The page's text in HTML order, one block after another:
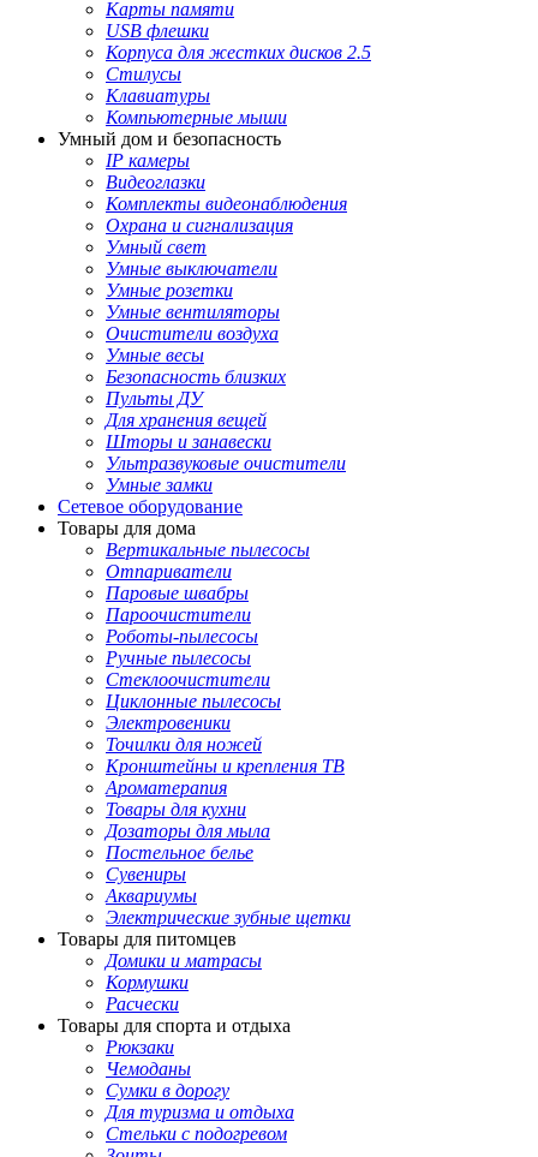
Карты памяти
USB флешки
Корпуса для жестких дисков 2.5
Стилусы
Клавиатуры
Компьютерные мыши
Умный дом и безопасность
IP камеры
Видеоглазки
Комплекты видеонаблюдения
Охрана и сигнализация
Умный свет
Умные выключатели
Умные розетки
Умные вентиляторы
Очистители воздуха
Умные весы
Безопасность близких
Пульты ДУ
Для хранения вещей
Шторы и занавески
Ультразвуковые очистители
Умные замки
Сетевое оборудование
Товары для дома
Вертикальные пылесосы
Отпариватели
Паровые швабры
Пароочистители
Роботы-пылесосы
Ручные пылесосы
Стеклоочистители
Циклонные пылесосы
Электровеники
Точилки для ножей
Кронштейны и крепления ТВ
Ароматерапия
Товары для кухни
Дозаторы для мыла
Постельное белье
Сувениры
Аквариумы
Электрические зубные щетки
Товары для питомцев
Домики и матрасы
Кормушки
Расчески
Товары для спорта и отдыха
Рюкзаки
Чемоданы
Сумки в дорогу
Для туризма и отдыха
Стельки с подогревом